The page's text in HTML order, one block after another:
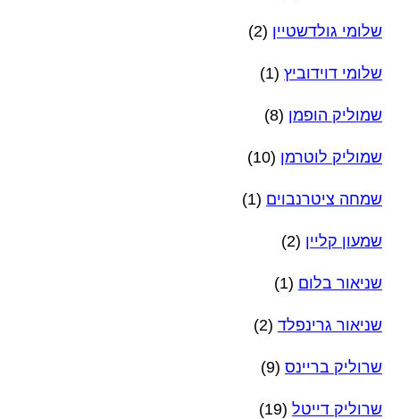
שלומי גולדשטיין (2)
שלומי דוידוביץ (1)
שמוליק הופמן (8)
שמוליק לוטרמן (10)
שמחה ציטרנבוים (1)
שמעון קליין (2)
שניאור בלום (1)
שניאור גרינפלד (2)
שרוליק בריינס (9)
שרוליק דייטל (19)